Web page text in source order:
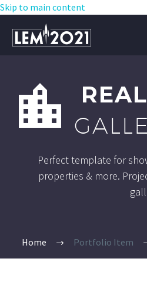
Skip to main content


Perfect template for
properties & more.
Home Portfolio Item